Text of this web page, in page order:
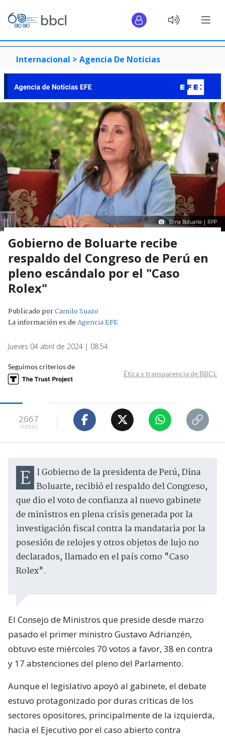
Internacional > Agencia De Noticias
Dina Boluarte | RPP
Gobierno de Boluarte recibe
respaldo del Congreso de Perú en
pleno escándalo por el "Caso
Rolex"
Publicado porCamilo Suazo
La información es deAgencia EFE
Jueves 04 abril de 2024 | 08:54
Seguimos criterios de
Ética y transparencia de BBCL
2667
visitas
El Gobierno de la presidenta de Perú, Dina Boluarte, recibió el respaldo del Congreso,
que dio el voto de confianza al nuevo gabinete
de ministros en plena crisis generada por la
investigación fiscal contra la mandataria por la
posesión de relojes y otros objetos de lujo no
declarados, llamado en el país como "Caso
Rolex".
El Consejo de Ministros que preside desde marzo
pasado el primer ministro Gustavo Adrianzén,
obtuvo este miércoles 70 votos a favor, 38 en contra
y 17 abstenciones del pleno del Parlamento.
Aunque el legislativo apoyó al gabinete, el debate
estuvo protagonizado por duras críticas de los
sectores opositores, principalmente de la izquierda,
hacia el Ejecutivo por el caso abierto contra